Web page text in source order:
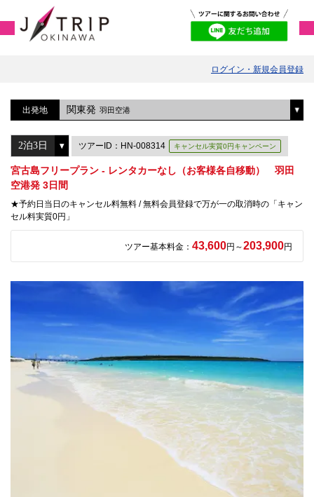
ログイン・新規会員登録
出発地 関東発 羽田空港
ツアーID：HN-008314 キャンセル実質0円キャンペーン
宮古島フリープラン - レンタカーなし（お客様各自移動） 羽田
空港発 3日間
★予約日当日のキャンセル料無料 / 無料会員登録で万が一の取消時の「キャン
セル料実質0円」
ツアー基本料金： 43,600円～203,900円